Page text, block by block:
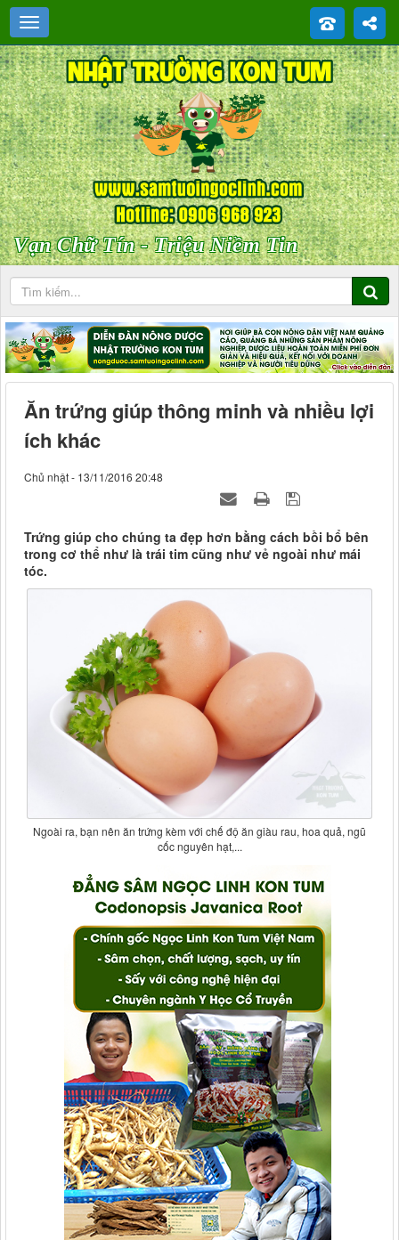
Vạn Chữ Tín - Triệu Niềm Tin
Ăn trứng giúp thông minh và nhiều lợi
ích khác
Chủ nhật - 13/11/2016 20:48
Trứng giúp cho chúng ta đẹp hơn bằng cách bồi bổ bên
trong cơ thể như là trái tim cũng như vẻ ngoài như mái
tóc.
Ngoài ra, bạn nên ăn trứng kèm với chế độ ăn giàu rau, hoa quả, ngũ
cốc nguyên hạt,...